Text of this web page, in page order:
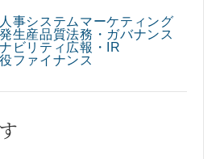
人事システム マーケティング
生産品質法務・ガバナンス
ビリティ 広報・IR
ファイナンス